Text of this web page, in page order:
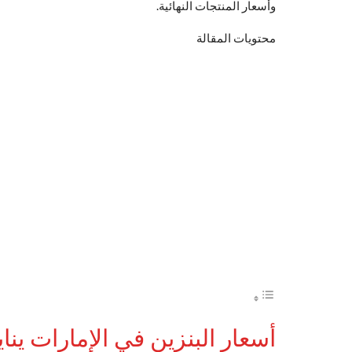
وأسعار المنتجات النهائية.
محتويات المقالة
أسعار البنزين في الإمارات يناير